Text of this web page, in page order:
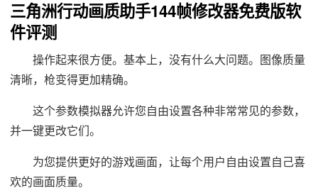
三角洲行动画质助手144帧修改器免费版软
件评测
操作起来很方便。基本上，没有什么大问题。图像质量
清晰，枪变得更加精确。
这个参数模拟器允许您自由设置各种非常常见的参数，
并一键更改它们。
为您提供更好的游戏画面，让每个用户自由设置自己喜
欢的画面质量。